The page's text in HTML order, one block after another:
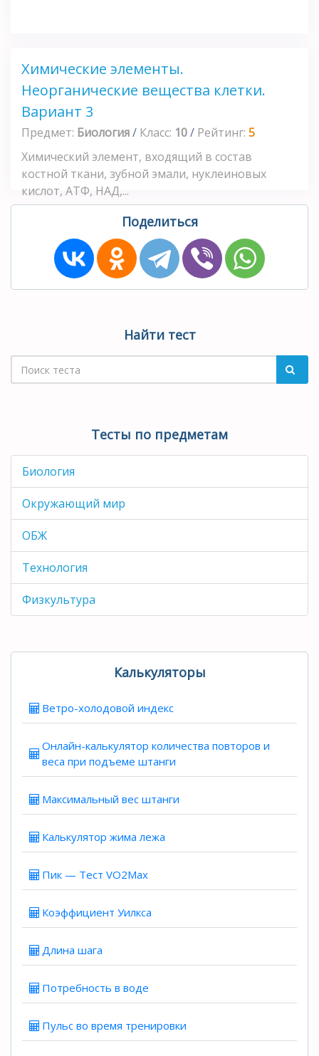
Химические элементы.
Неорганические вещества клетки.
Вариант 3
Предмет: Биология/ Класс: 10/ Рейтинг: 5
Химический элемент, входящий в состав
костной ткани, зубной эмали, нуклеиновых
кислот, АТФ, НАД,...
Поделиться
Найти тест
Тесты по предметам
Биология
Окружающий мир
ОБЖ
Технология
Физкультура
Калькуляторы
Ветро-холодовой индекс
Онлайн-калькулятор количества повторов и
веса при подъеме штанги
Максимальный вес штанги
Калькулятор жима лежа
Пик — Тест VO2Max
Коэффициент Уилкса
Длина шага
Потребность в воде
Пульс во время тренировки